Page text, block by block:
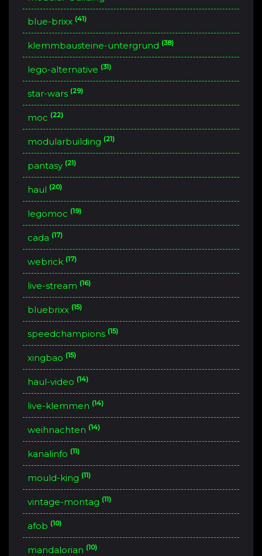
blue-brixx (41)
klemmbausteine-untergrund (38)
lego-alternative (31)
star-wars (29)
moc (22)
modularbuilding (21)
pantasy (21)
haul (20)
legomoc (19)
cada (17)
webrick (17)
live-stream (16)
bluebrixx (15)
speedchampions (15)
xingbao (15)
haul-video (14)
live-klemmen (14)
weihnachten (14)
kanalinfo (11)
mould-king (11)
vintage-montag (11)
afob (10)
mandalorian (10)